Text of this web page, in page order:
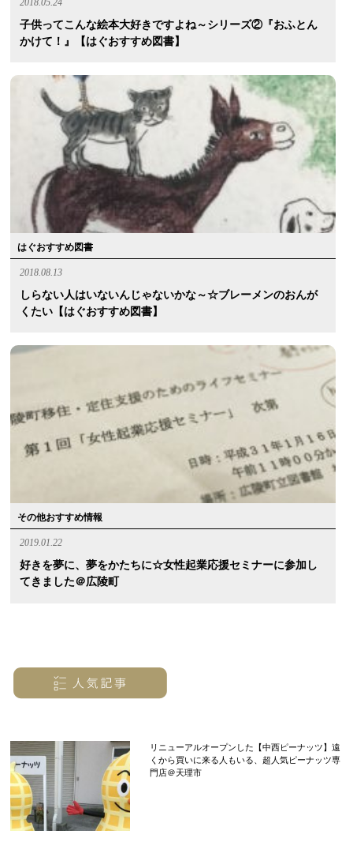
2018.05.24
子供ってこんな絵本大好きですよね～シリーズ②『おふとん
かけて！』【はぐおすすめ図書】
はぐおすすめ図書
2018.08.13
しらない人はいないんじゃないかな～☆ブレーメンのおんが
くたい【はぐおすすめ図書】
その他おすすめ情報
2019.01.22
好きを夢に、夢をかたちに☆女性起業応援セミナーに参加し
てきました＠広陵町
リニューアルオープンした【中西ピーナッツ】遠
くから買いに来る人もいる、超人気ピーナッツ専
門店＠天理市